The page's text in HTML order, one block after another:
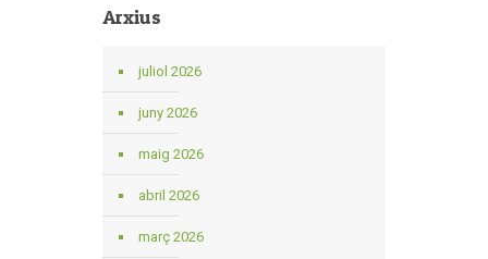
Arxius
juliol 2026
juny 2026
maig 2026
abril 2026
març 2026